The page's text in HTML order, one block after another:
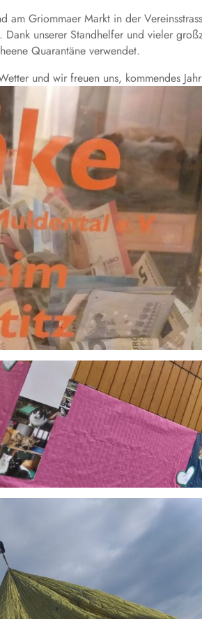
am Griommaer Markt in der
unserer Standhelfer und vieler
Quarantäne verwendet.
und wir freuen uns, kommendes